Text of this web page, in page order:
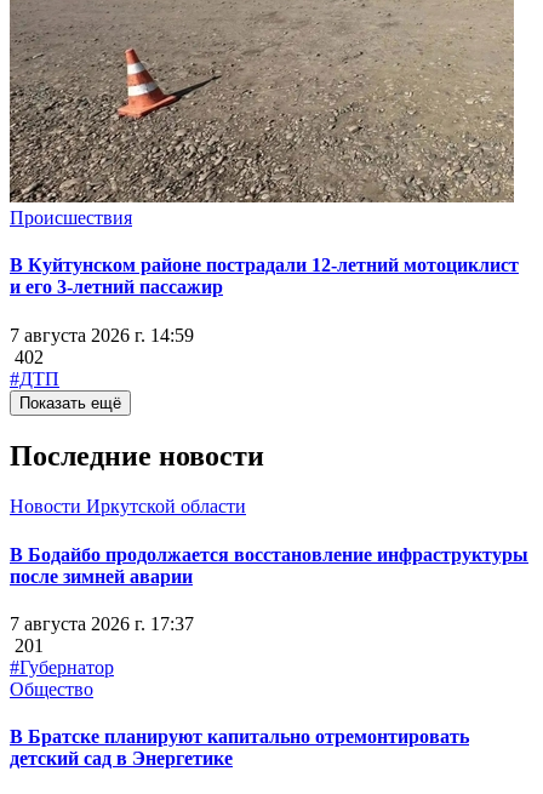
Происшествия
В Куйтунском районе пострадали 12-летний мотоциклист
и его 3-летний пассажир
7 августа 2026 г. 14:59
402
#ДТП
Показать ещё
Последние новости
Новости Иркутской области
В Бодайбо продолжается восстановление инфраструктуры
после зимней аварии
7 августа 2026 г. 17:37
201
#Губернатор
Общество
В Братске планируют капитально отремонтировать
детский сад в Энергетике